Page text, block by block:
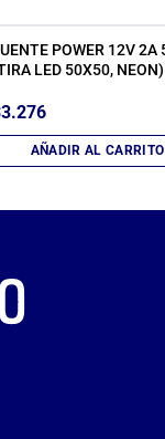
POWER 12V 2A
LED 50X50, NEON)
3.276
AÑADIR AL CARRITO